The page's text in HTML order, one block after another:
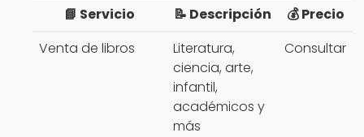
📘 Servicio 📝 Descripción
💰 Precio
Venta de libros
Literatura,
ciencia, arte,
infantil,
académicos y
más
Consultar